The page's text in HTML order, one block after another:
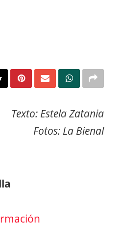
Texto: Estela Zatania
Fotos: La Bienal